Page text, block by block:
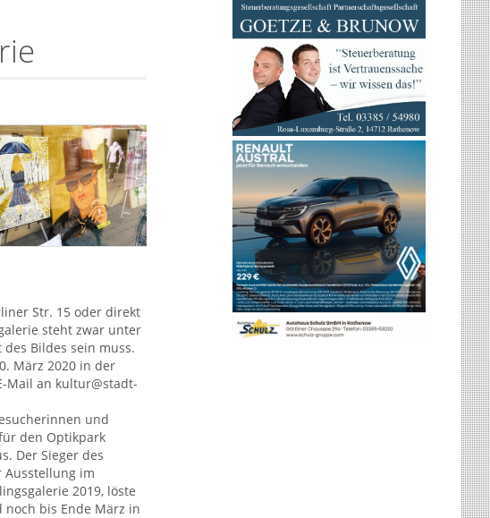
Str. 15 oder direkt
steht zwar unter
Bildes sein muss.
März 2020 in der
Mail an kultur@stadt-
und
den Optikpark
Der Sieger des
Ausstellung im
2019, löste
bis Ende März in